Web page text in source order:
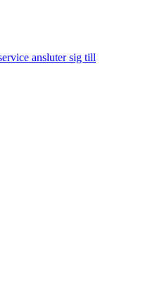
ansluter sig till